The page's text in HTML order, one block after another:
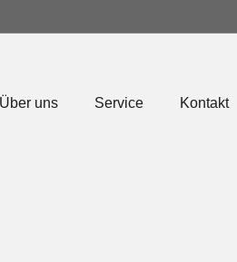
Über uns Service Kontakt